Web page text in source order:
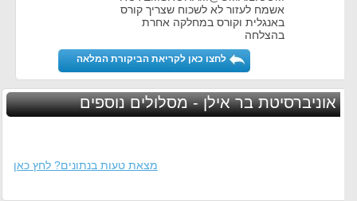
אשמח לעזור לא לשכוח שצריך קורס
באנגלית וקורס במחלקה אחרת
בהצלחה
לחצו כאן לקריאת הביקורת המלאה
אוניברסיטת בר אילן - מסלולים נוספים
מצאת טעות בנתונים? לחץ כאן